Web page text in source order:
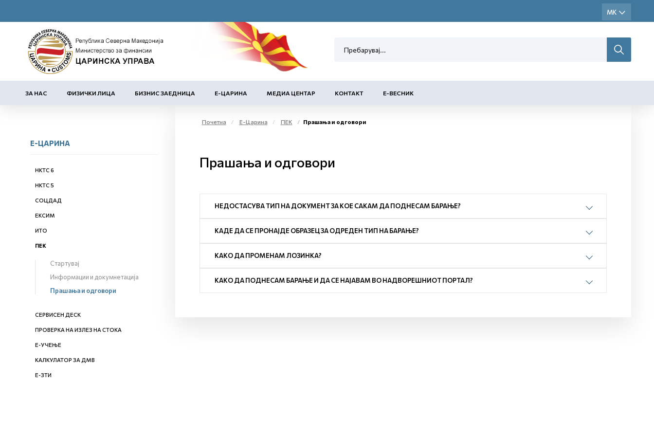
ЗА НАС ФИЗИЧКИ ЛИЦА БИЗНИС ЗАЕДНИЦА Е-ЦАРИНА МЕДИА ЦЕНТАР КОНТАКТ Е-ВЕСНИК
Е-ЦАРИНА
НКТС 6
НКТС 5
СОЦДАД
ЕКСИМ
ИТО
ПЕК
Стартувај
Информации и докумнетација
Прашања и одговори
СЕРВИСЕН ДЕСК
ПРОВЕРКА НА ИЗЛЕЗ НА СТОКА
Е-УЧЕЊЕ
КАЛКУЛАТОР ЗА ДМВ
Е-ЗТИ
Почетна Е-Царина ПЕК Прашања и одговори
Прашања и одговори
НЕДОСТАСУВА ТИП НА ДОКУМЕНТ ЗА КОЕ САКАМ ДА ПОДНЕСАМ БАРАЊЕ?
КАДЕ ДА СЕ ПРОНАЈДЕ ОБРАЗЕЦ ЗА ОДРЕДЕН ТИП НА БАРАЊЕ?
КАКО ДА ПРОМЕНАМ ЛОЗИНКА?
КАКО ДА ПОДНЕСАМ БАРАЊЕ И ДА СЕ НАЈАВАМ ВО НАДВОРЕШНИОТ ПОРТАЛ?